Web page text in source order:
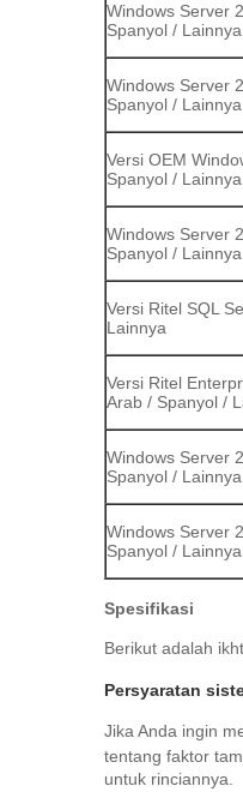
Windows Server
Spanyol / Lainnya
Windows Server
Spanyol / Lainnya
Versi OEM
Spanyol / Lainnya
Windows Server
Spanyol / Lainnya
Versi Ritel SQL
Lainnya
Versi Ritel
Arab / Spanyol /
Windows Server
Spanyol / Lainnya
Windows Server
Spanyol / Lainnya
Spesifikasi
Berikut adalah
Persyaratan
Jika Anda ingin
tentang faktor
untuk rinciannya.